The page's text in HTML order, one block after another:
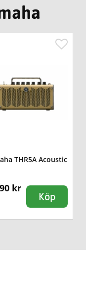
THR5A Acoustic
kr
Köp